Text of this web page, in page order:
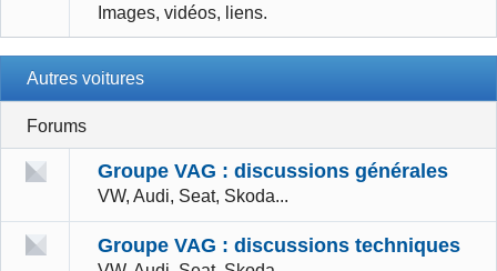
Images, vidéos, liens.
Autres voitures
Forums
Groupe VAG : discussions générales
VW, Audi, Seat, Skoda...
Groupe VAG : discussions techniques